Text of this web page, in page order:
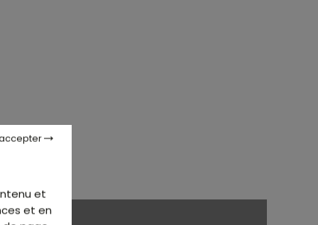
et
et en